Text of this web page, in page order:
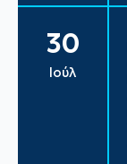
30
Ιούλ